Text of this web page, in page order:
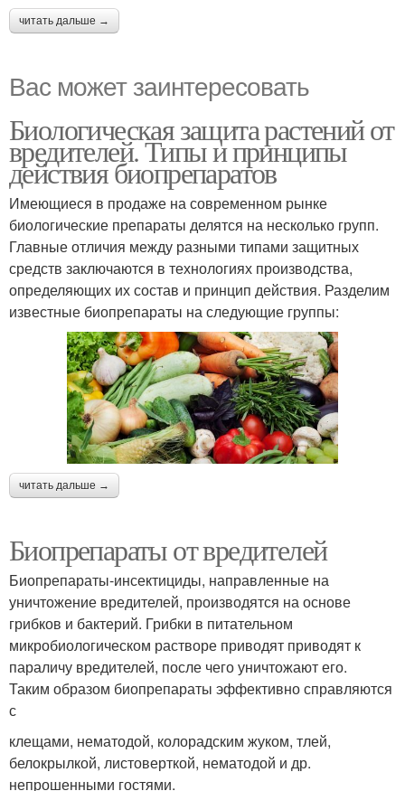
читать дальше →
Вас может заинтересовать
Биологическая защита растений от
вредителей. Типы и принципы
действия биопрепаратов
Имеющиеся в продаже на современном рынке
биологические препараты делятся на несколько групп.
Главные отличия между разными типами защитных
средств заключаются в технологиях производства,
определяющих их состав и принцип действия. Разделим
известные биопрепараты на следующие группы:
читать дальше →
Биопрепараты от вредителей
Биопрепараты-инсектициды, направленные на
уничтожение вредителей, производятся на основе
грибков и бактерий. Грибки в питательном
микробиологическом растворе приводят приводят к
параличу вредителей, после чего уничтожают его.
Таким образом биопрепараты эффективно справляются
с
клещами, нематодой, колорадским жуком, тлей,
белокрылкой, листоверткой, нематодой и др.
непрошенными гостями.